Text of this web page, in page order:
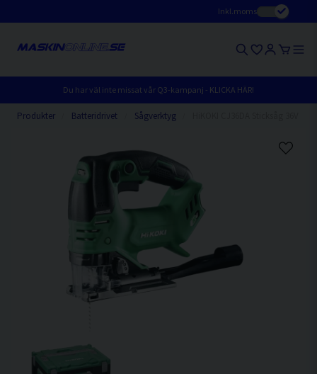
Inkl.moms
Du har väl inte missat vår Q3-kampanj - KLICKA HÄR!
Produkter Batteridrivet Sågverktyg